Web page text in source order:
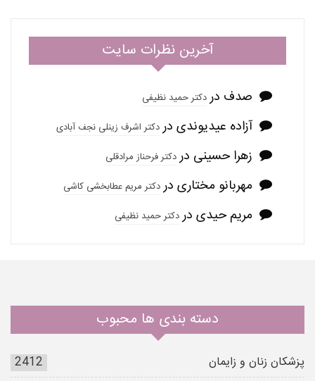
آخرین نظرات سایت
صدف دردکتر حمید نظیفی
آزاده عیدیوندی دردکتر اشرف زینلی نجف آبادی
زهرا حسینی دردکتر فرحناز مرادقلی
مهربانو مختاری دردکتر مریم عطابخشی کاشی
مریم حیدی دردکتر حمید نظیفی
دسته بندی ها محبوب
پزشکان زنان و زایمان
2412